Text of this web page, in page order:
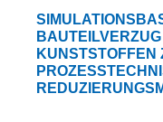
KUNSTSTOFFEN